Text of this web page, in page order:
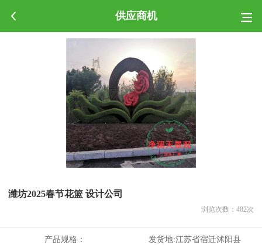
供应商机
潍坊2025春节花篮 设计公司
浏览次数： 482次
产品规格： 发货地:江苏省宿迁沭阳县